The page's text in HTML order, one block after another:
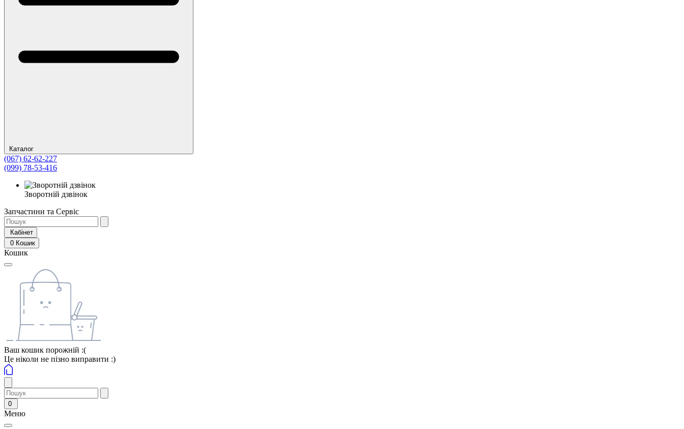
Каталог
(067) 62-62-227
(099) 78-53-416
Зворотній дзвінок
Запчастини та Сервіс
Кабінет
0 Кошик
Кошик
Ваш кошик порожній :(
Це ніколи не пізно виправити :)
0
Меню